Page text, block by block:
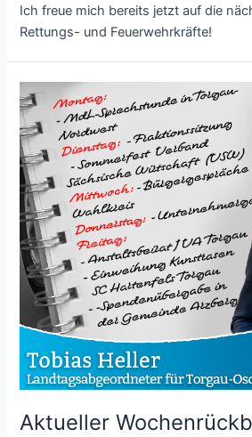
Ich freue mich bereits jetzt auf die
Rettungs- und Feuerwehrkräfte!
Aktueller